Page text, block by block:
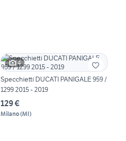
4
Specchietti DUCATI PANIGALE 959 /
1299 2015 - 2019
129 €
Milano(MI)